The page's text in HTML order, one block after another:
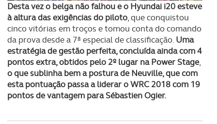
Desta vez o belga não falhou e o Hyundai i20 esteve
à altura das exigências do piloto, que conquistou
cinco vitórias em troços e tomou conta do comando
da prova desde a 7ª especial de classificação. Uma
estratégia de gestão perfeita, concluída ainda com 4
pontos extra, obtidos pelo 2º lugar na Power Stage,
o que sublinha bem a postura de Neuville, que com
esta pontuação passa a liderar o WRC 2018 com 19
pontos de vantagem para Sébastien Ogier.